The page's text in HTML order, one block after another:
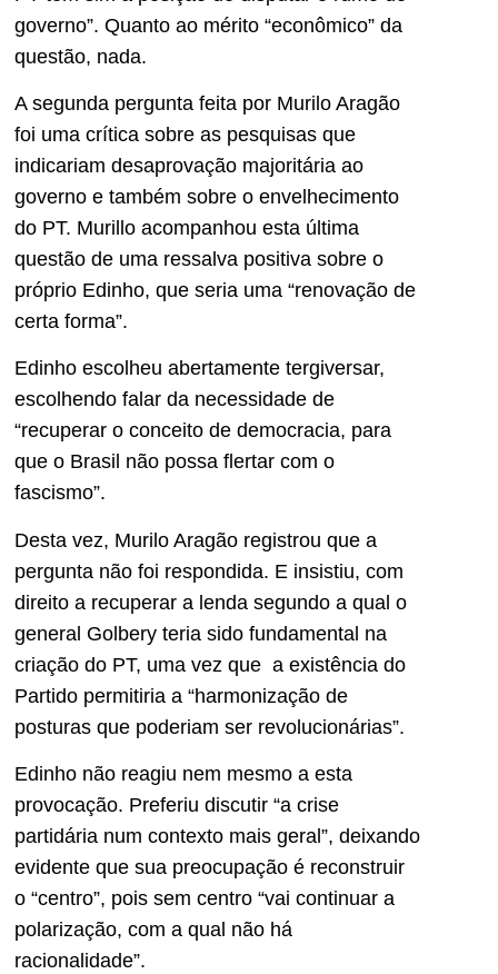
governo”. Quanto ao mérito “econômico” da
questão, nada.
A segunda pergunta feita por Murilo Aragão
foi uma crítica sobre as pesquisas que
indicariam desaprovação majoritária ao
governo e também sobre o envelhecimento
do PT. Murillo acompanhou esta última
questão de uma ressalva positiva sobre o
próprio Edinho, que seria uma “renovação de
certa forma”.
Edinho escolheu abertamente tergiversar,
escolhendo falar da necessidade de
“recuperar o conceito de democracia, para
que o Brasil não possa flertar com o
fascismo”.
Desta vez, Murilo Aragão registrou que a
pergunta não foi respondida. E insistiu, com
direito a recuperar a lenda segundo a qual o
general Golbery teria sido fundamental na
criação do PT, uma vez que a existência do
Partido permitiria a “harmonização de
posturas que poderiam ser revolucionárias”.
Edinho não reagiu nem mesmo a esta
provocação. Preferiu discutir “a crise
partidária num contexto mais geral”, deixando
evidente que sua preocupação é reconstruir
o “centro”, pois sem centro “vai continuar a
polarização, com a qual não há
racionalidade”.